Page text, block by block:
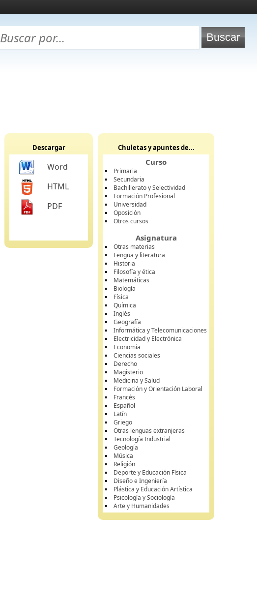
Descargar
Word
HTML
PDF
Chuletas y apuntes de...
Curso
Primaria
Secundaria
Bachillerato y Selectividad
Formación Profesional
Universidad
Oposición
Otros cursos
Asignatura
Otras materias
Lengua y literatura
Historia
Filosofía y ética
Matemáticas
Biología
Física
Química
Inglés
Geografía
Informática y Telecomunicaciones
Electricidad y Electrónica
Economía
Ciencias sociales
Derecho
Magisterio
Medicina y Salud
Formación y Orientación Laboral
Francés
Español
Latín
Griego
Otras lenguas extranjeras
Tecnología Industrial
Geología
Música
Religión
Deporte y Educación Física
Diseño e Ingeniería
Plástica y Educación Artística
Psicología y Sociología
Arte y Humanidades